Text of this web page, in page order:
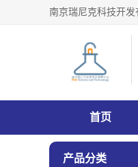
首页
产品分类